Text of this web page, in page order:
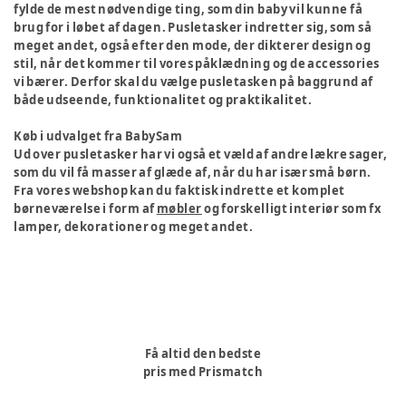
fylde de mest nødvendige ting, som din baby vil kunne få
brug for i løbet af dagen. Pusletasker indretter sig, som så
meget andet, også efter den mode, der dikterer design og
stil, når det kommer til vores påklædning og de accessories
vi bærer. Derfor skal du vælge pusletasken på baggrund af
både udseende, funktionalitet og praktikalitet.
Køb i udvalget fra BabySam
Ud over pusletasker har vi også et væld af andre lækre sager,
som du vil få masser af glæde af, når du har især små børn.
Fra vores webshop kan du faktisk indrette et komplet
børneværelse i form afmøblerog forskelligt interiør som fx
lamper, dekorationer og meget andet.
Få altid den bedste
pris med Prismatch